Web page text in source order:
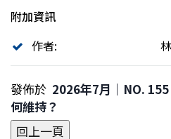
附加資訊
作者:
發佈於 2026年7月｜NO.
何維持？